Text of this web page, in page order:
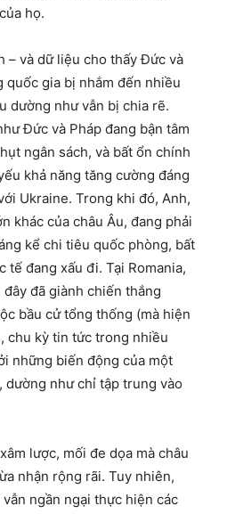
họ.
– và dữ liệu cho thấy Đức và
quốc gia bị nhắm đến nhiều
dường như vẫn bị chia rẽ.
Đức và Pháp đang bận tâm
ngân sách, và bất ổn chính
khả năng tăng cường đáng
Ukraine. Trong khi đó, Anh,
khác của châu Âu, đang phải
kể chi tiêu quốc phòng, bất
tế đang xấu đi. Tại Romania,
đã giành chiến thắng
bầu cử tổng thống (mà hiện
chu kỳ tin tức trong nhiều
những biến động của một
như chỉ tập trung vào
lược, mối đe dọa mà châu
nhận rộng rãi. Tuy nhiên,
ngần ngại thực hiện các